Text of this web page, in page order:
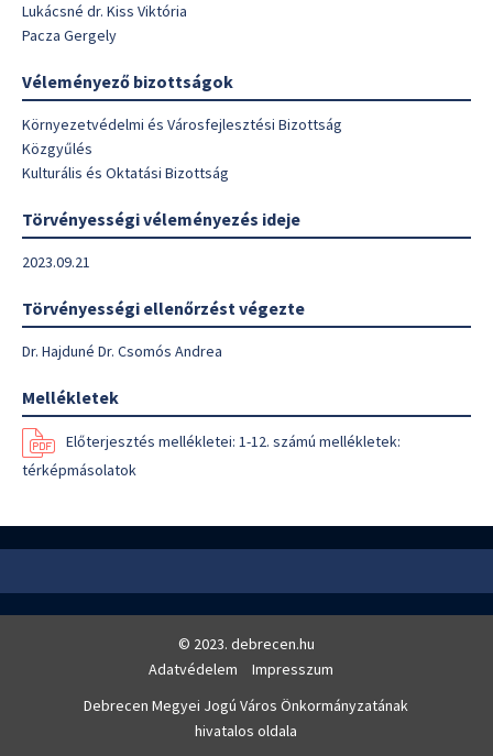
Lukácsné dr. Kiss Viktória
Pacza Gergely
Véleményező bizottságok
Környezetvédelmi és Városfejlesztési Bizottság
Közgyűlés
Kulturális és Oktatási Bizottság
Törvényességi véleményezés ideje
2023.09.21
Törvényességi ellenőrzést végezte
Dr. Hajduné Dr. Csomós Andrea
Mellékletek
Előterjesztés mellékletei: 1-12. számú mellékletek:
térképmásolatok
© 2023. debrecen.hu
Adatvédelem
Impresszum
Debrecen Megyei Jogú Város Önkormányzatának
hivatalos oldala